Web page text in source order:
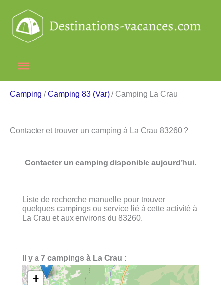
contenu
Menu
principal
Camping /Camping 83 (Var) / Camping La Crau
Contacter et trouver un camping à La Crau 83260 ?
Contacter un camping disponible aujourd’hui.
Liste de recherche manuelle pour trouver
quelques campings ou service lié à cette activité à
La Crau et aux environs du 83260.
Il y a 7 campings à La Crau :
+